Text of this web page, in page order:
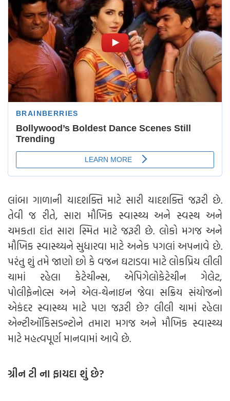
લાંબા ગાળાની યાદશક્તિ માટે સારી યાદશક્તિ જરૂરી છે.
તેવી જ રીતે, સારા મૌખિક સ્વાસ્થ્ય અને સ્વસ્થ અને
ચમકતા દાંત સારા સ્મિત માટે જરૂરી છે. લોકો મગજ અને
મૌખિક સ્વાસ્થ્યને સુધારવા માટે અનેક પગલાં અપનાવે છે.
પરંતુ શું તમે જાણો છો કે વજન ઘટાડવા માટે લોકપ્રિય લીલી
ચામાં રહેલા કેટેચીન્સ, એપિગેલોકેટેચીન ગેલેટ,
પોલીફેનોલ્સ અને એલ-થેનાઇન જેવા સક્રિય સંયોજનો
એકંદર સ્વાસ્થ્ય માટે પણ જરૂરી છે? લીલી ચામાં રહેલા
એન્ટીઑકિસડન્ટોને તમારા મગજ અને મૌખિક સ્વાસ્થ્ય
માટે મહત્વપૂર્ણ માનવામાં આવે છે.
ગ્રીન ટી ના ફાયદા શું છે?